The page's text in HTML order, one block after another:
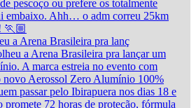
a Arena Brasileira pra lanç